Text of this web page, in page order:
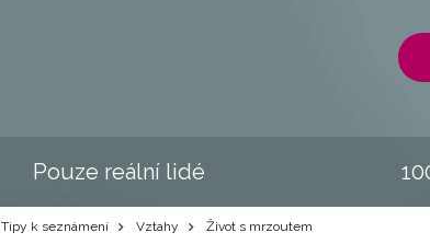
Pouze reální lidé
Tipy k seznámení Vztahy Život s mrzoutem